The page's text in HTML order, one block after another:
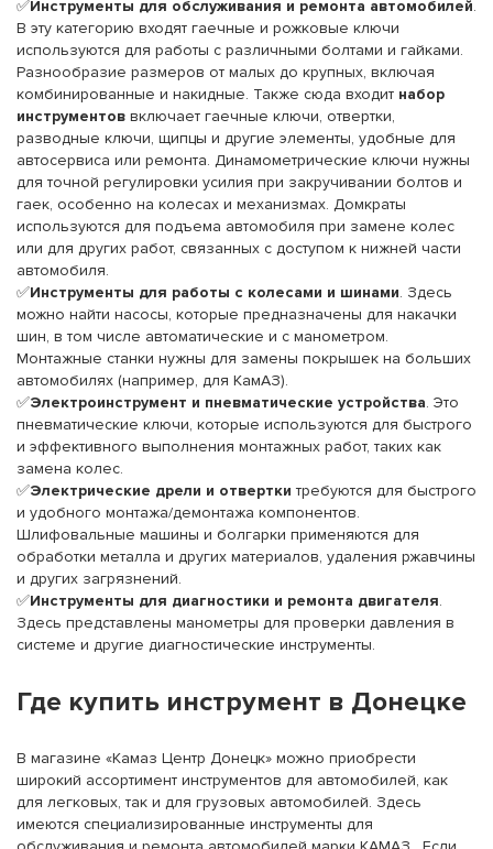
✅Инструменты для обслуживания и ремонта автомобилей.
В эту категорию входят гаечные и рожковые ключи
используются для работы с различными болтами и гайками.
Разнообразие размеров от малых до крупных, включая
комбинированные и накидные. Также сюда входит набор
инструментов включает гаечные ключи, отвертки,
разводные ключи, щипцы и другие элементы, удобные для
автосервиса или ремонта. Динамометрические ключи нужны
для точной регулировки усилия при закручивании болтов и
гаек, особенно на колесах и механизмах. Домкраты
используются для подъема автомобиля при замене колес
или для других работ, связанных с доступом к нижней части
автомобиля.
✅Инструменты для работы с колесами и шинами. Здесь
можно найти насосы, которые предназначены для накачки
шин, в том числе автоматические и с манометром.
Монтажные станки нужны для замены покрышек на больших
автомобилях (например, для КамАЗ).
✅Электроинструмент и пневматические устройства. Это
пневматические ключи, которые используются для быстрого
и эффективного выполнения монтажных работ, таких как
замена колес.
✅Электрические дрели и отвертки требуются для быстрого
и удобного монтажа/демонтажа компонентов.
Шлифовальные машины и болгарки применяются для
обработки металла и других материалов, удаления ржавчины
и других загрязнений.
✅Инструменты для диагностики и ремонта двигателя.
Здесь представлены манометры для проверки давления в
системе и другие диагностические инструменты.
Где купить инструмент в Донецке
В магазине «Камаз Центр Донецк» можно приобрести
широкий ассортимент инструментов для автомобилей, как
для легковых, так и для грузовых автомобилей. Здесь
имеются специализированные инструменты для